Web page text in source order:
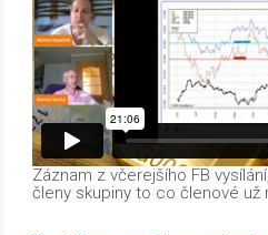
Záznam z včerejšího FB
členy skupiny to co členové už